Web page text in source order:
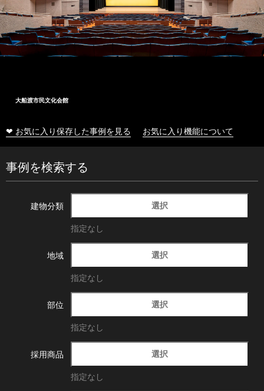
大船渡市民文化会館
❤ お気に入り保存した事例を見る お気に入り機能について
事例を検索する
建物分類 選択
指定なし
地域 選択
指定なし
部位 選択
指定なし
採用商品 選択
指定なし